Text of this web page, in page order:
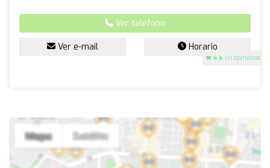
4.6 (11 opiniones)
Ver teléfono
Ver e-mail Horario